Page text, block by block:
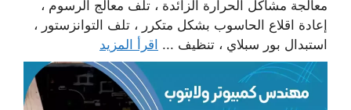
معالجة مشاكل الحرارة الزائدة ، تلف معالج الرسوم ،
إعادة اقلاع الحاسوب بشكل متكرر ، تلف التوانزستور ،
استبدال بور سبلاي ، تنظيف ... اقرأ المزيد